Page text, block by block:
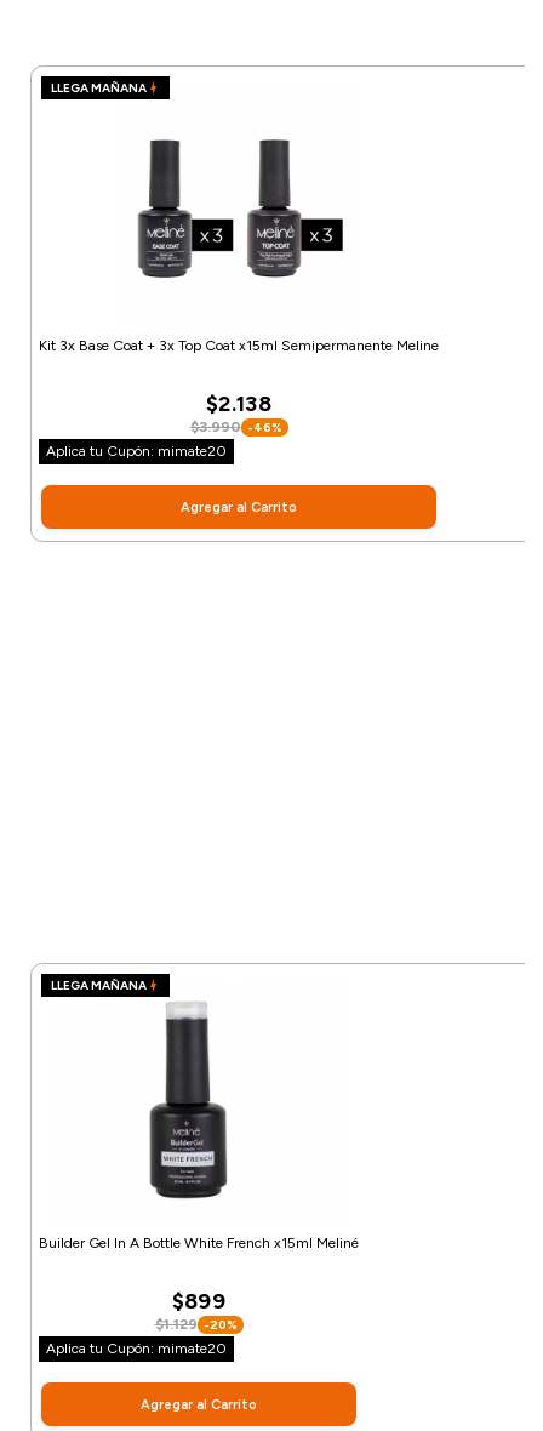
LLEGA MAÑANA
Kit 3x Base Coat + 3x Top Coat x15ml Semipermanente Meline
$2.138
$3.990 -46%
Aplica tu Cupón: mimate20
Agregar al Carrito
LLEGA MAÑANA
Builder Gel In A Bottle White French x15ml Meliné
$899
$1.129 -20%
Aplica tu Cupón: mimate20
Agregar al Carrito